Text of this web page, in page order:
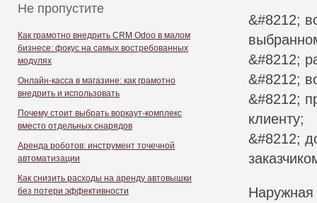
Не пропустите
Как грамотно внедрить CRM Odoo в малом
бизнесе: фокус на самых востребованных
модулях
Онлайн-касса в магазине: как грамотно
внедрить и использовать
Почему стоит выбрать воркаут-комплекс
вместо отдельных снарядов
Аренда роботов: инструмент точечной
автоматизации
Как снизить расходы на аренду автовышки
без потери эффективности
&#8212;
&#8212;
&#8212;
&#8212;
клиенту;
&#8212;
Наружная